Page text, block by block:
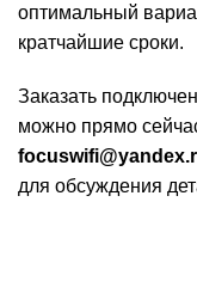
оптимальный
кратчайшие сроки.
Заказать
можно прямо
для обсуждения